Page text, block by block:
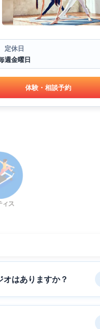
定休日
週金曜日
体験・相談予約
ィス
はありますか？